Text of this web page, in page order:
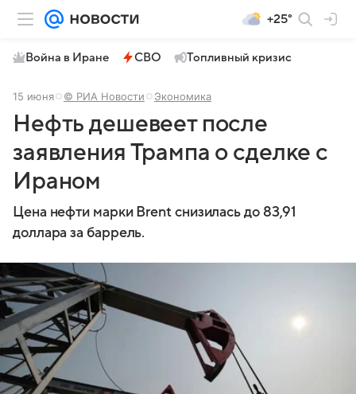
+25°
Война в Иране СВО Топливный кризис
15 июня © РИА Новости Экономика
Нефть дешевеет после
заявления Трампа о сделке с
Ираном
Цена нефти марки Brent снизилась до 83,91
доллара за баррель.